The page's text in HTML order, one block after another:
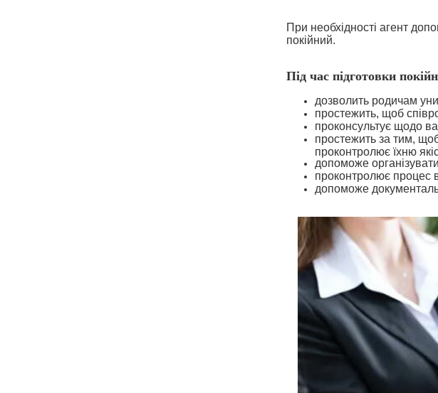
При необхідності агент
покійний.
Під час підготовки
дозволить родичам
простежить, щоб
проконсультує щодо
простежить за тим,
проконтролює їхню
допоможе
проконтролює процес
допоможе